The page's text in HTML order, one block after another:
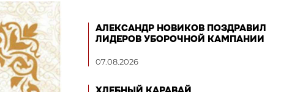
АЛЕКСАНДР НОВИКОВ ПОЗДРАВИЛ
ЛИДЕРОВ УБОРОЧНОЙ КАМПАНИИ
07.08.2026